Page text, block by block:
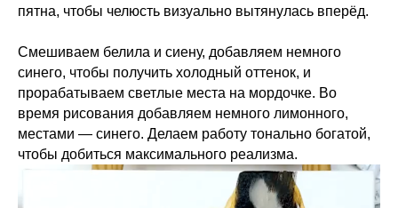
пятна, чтобы челюсть визуально вытянулась вперёд.
Смешиваем белила и сиену, добавляем немного
синего, чтобы получить холодный оттенок, и
прорабатываем светлые места на мордочке. Во
время рисования добавляем немного лимонного,
местами — синего. Делаем работу тонально богатой,
чтобы добиться максимального реализма.